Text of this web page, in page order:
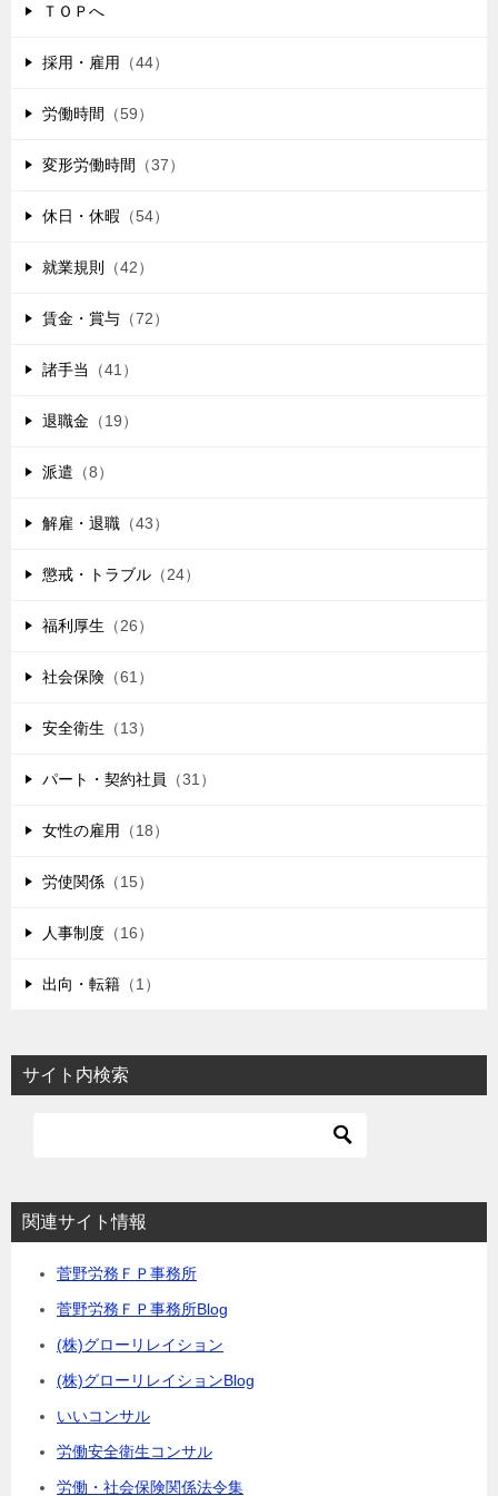
ＴＯＰへ
採用・雇用 （44）
労働時間 （59）
変形労働時間 （37）
休日・休暇 （54）
就業規則 （42）
賃金・賞与 （72）
諸手当 （41）
退職金 （19）
派遣 （8）
解雇・退職 （43）
懲戒・トラブル （24）
福利厚生 （26）
社会保険 （61）
安全衛生 （13）
パート・契約社員 （31）
女性の雇用 （18）
労使関係 （15）
人事制度 （16）
出向・転籍 （1）
サイト内検索
関連サイト情報
菅野労務ＦＰ事務所
菅野労務ＦＰ事務所Blog
(株)グローリレイション
(株)グローリレイションBlog
いいコンサル
労働安全衛生コンサル
労働・社会保険関係法令集